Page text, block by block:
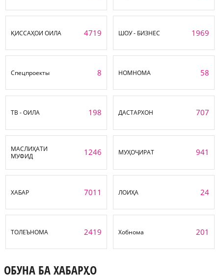
ҚИССАҲОИ ОИЛА 4719 ШОУ - БИЗНЕС 1969
Спецпроекты 8 НОМНОМА 58
ТВ - ОИЛА 198 ДАСТАРХОН 707
МАСЛИҲАТИ
МУФИД
1246 МУҲОҶИРАТ 941
ХАБАР 7011 ЛОИҲА 24
ТОЛЕЪНОМА 2419 Хобнома 201
ОБУНА БА ХАБАРҲО